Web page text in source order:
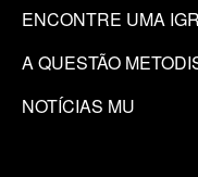
ENCONTRE UMA
A QUESTÃO
NOTÍCIAS MU